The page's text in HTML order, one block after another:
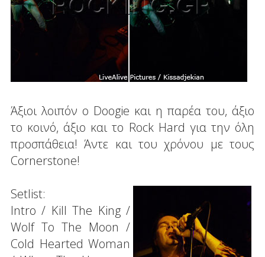
Άξιοι λοιπόν ο Doogie και η παρέα του, άξιο
το κοινό, άξιο και το Rock Hard για την όλη
προσπάθεια! Άντε και του χρόνου με τους
Cornerstone!
Setlist:
Intro / Kill The King /
Wolf To The Moon /
Cold Hearted Woman